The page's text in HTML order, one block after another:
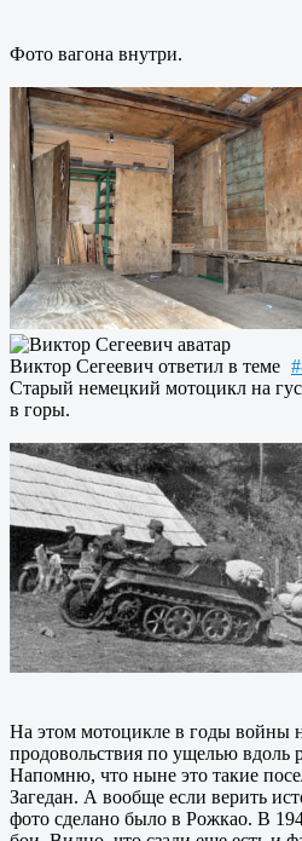
Фото вагона внутри.
Виктор Сегеевич ответил в теме
Старый немецкий мотоцикл на
в горы.
На этом мотоцикле в годы войны
продовольствия по ущелью вдоль
Напомню, что ныне это такие
Загедан. А вообще если верить
фото сделано было в Рожкао. В